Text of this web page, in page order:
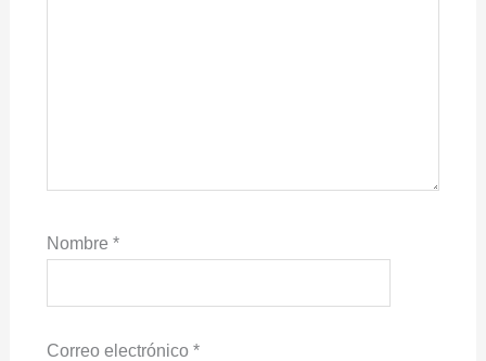
Nombre *
Correo electrónico *